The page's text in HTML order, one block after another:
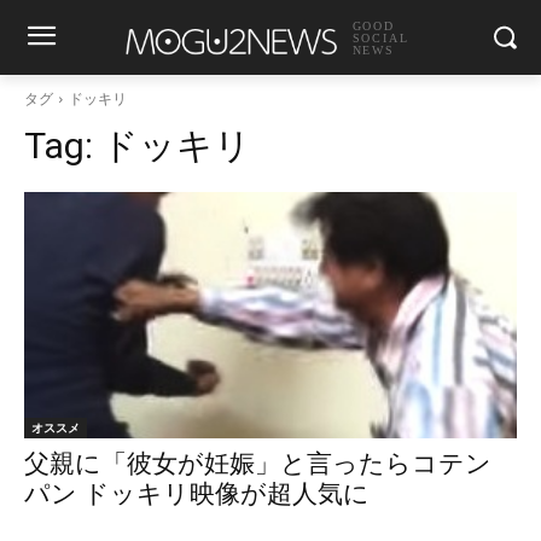
GOOD
SOCIAL
NEWS
タグ ドッキリ
Tag: ドッキリ
オススメ
父親に「彼女が妊娠」と言ったらコテン
パン ドッキリ映像が超人気に